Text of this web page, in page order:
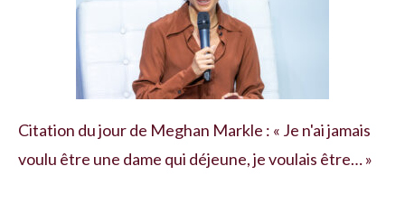
Citation du jour de Meghan Markle : « Je n'ai jamais
voulu être une dame qui déjeune, je voulais être… »